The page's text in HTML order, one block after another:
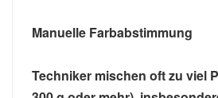
Manuelle Farbabstimmung
Techniker mischen oft zu viel